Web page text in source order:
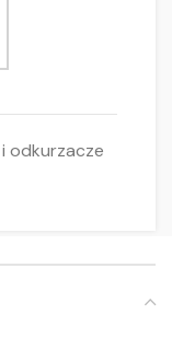
odkurzacze